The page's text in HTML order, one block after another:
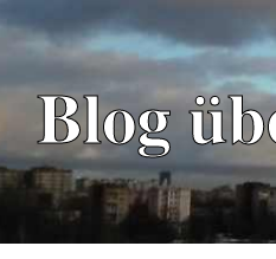
Blog